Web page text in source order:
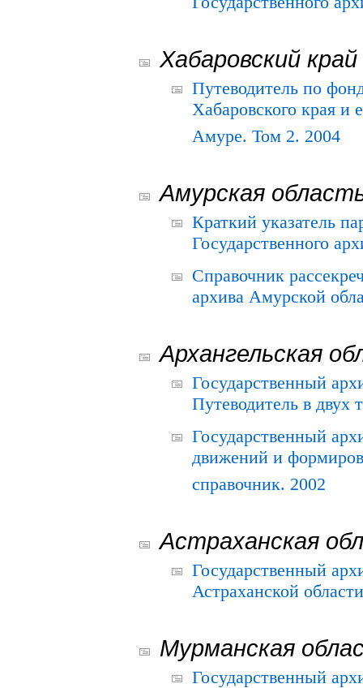
Государственного
Хабаровский край
Путеводитель по
Хабаровского края и
Амуре. Том 2. 2004
Амурская
Краткий указатель
Государственного
Справочник
архива Амурской
Архангельская
Государственный
Путеводитель в двух
Государственный
движений и
справочник. 2002
Астраханская
Государственный
Астраханской
Мурманская
Государственный